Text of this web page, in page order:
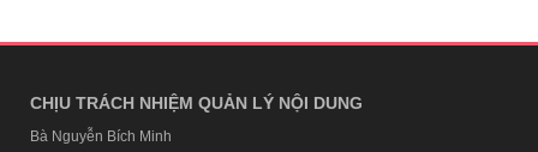
CHỊU TRÁCH NHIỆM QUẢN LÝ NỘI DUNG
Bà Nguyễn Bích Minh